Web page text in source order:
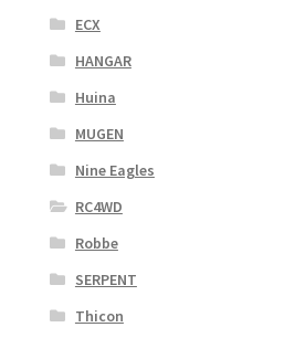
ECX
HANGAR
Huina
MUGEN
Nine Eagles
RC4WD
Robbe
SERPENT
Thicon